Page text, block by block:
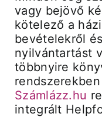
vagy bejövő
kötelező a
bevételekről
nyilvántartást
többnyire
Számlázz.hu
integrált